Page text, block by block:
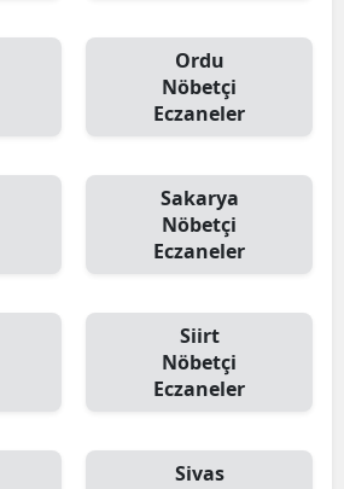
Ordu
Nöbetçi
Eczaneler
Sakarya
Nöbetçi
Eczaneler
Siirt
Nöbetçi
Eczaneler
Sivas